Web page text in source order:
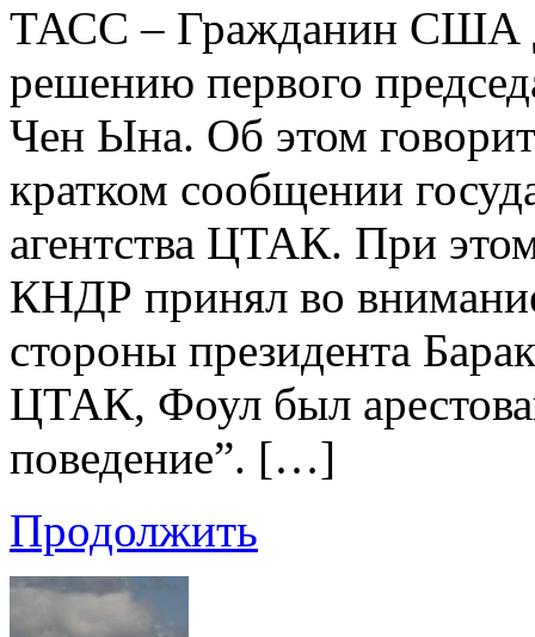
ТАСС – Гражданин США
решению первого
Чен Ына. Об этом
кратком сообщении
агентства ЦТАК. При
КНДР принял во
стороны президента
ЦТАК, Фоул был
поведение”. […]
Продолжить